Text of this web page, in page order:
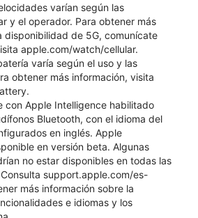
varían según las
y el operador. Para obtener más
disponibilidad de 5G, comunícate
apple.com/watch/cellular.
varía según el uso y las
obtener más información, visita
con Apple Intelligence habilitado
Bluetooth, con el idioma del
en inglés. Apple
en versión beta. Algunas
no estar disponibles en todas las
support.apple.com/es-
más información sobre la
e idiomas y los